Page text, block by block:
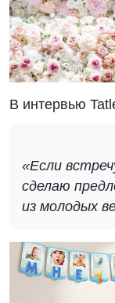
В интервью
«Если
сделаю
из молодых